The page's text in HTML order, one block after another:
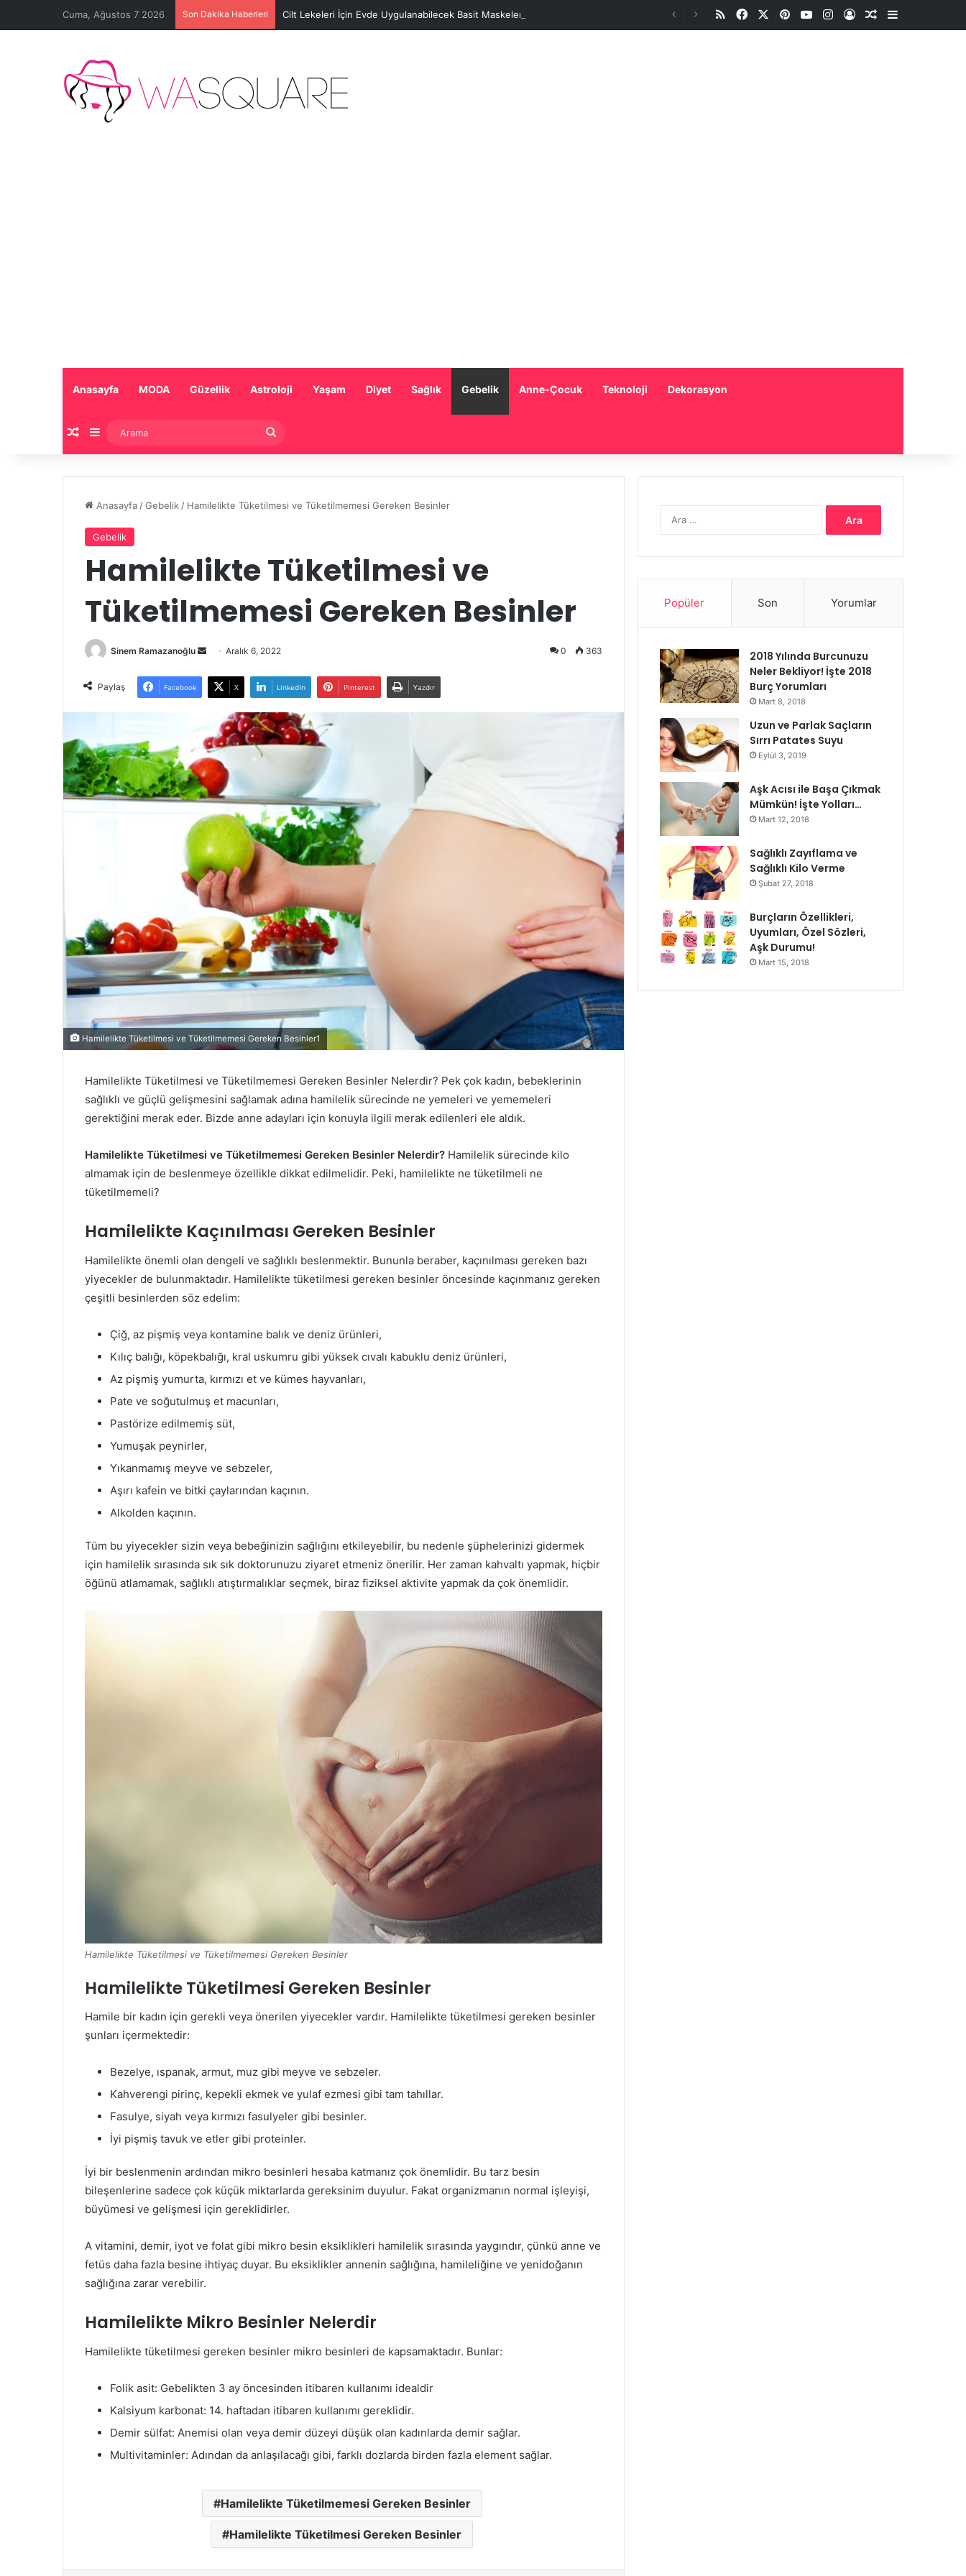
Cuma, Ağustos 7 2026 Son Dakika Haberleri Cilt Lekeleri İçin Evde Uygulanabilecek Basit Maskeler RSSFacebookPinterestYouTubeInstagramOturum aç
Rastgele Makale
Kenar
Anasayfa MODA Güzellik Astroloji Yaşam Diyet Sağlık Gebelik Anne-Çocuk Teknoloji Dekorasyon
Rastgele Makale
Kenar Bölmesi
Anasayfa /Gebelik / Hamilelikte Tüketilmesi ve Tüketilmemesi Gereken Besinler
Gebelik
Hamilelikte Tüketilmesi ve
Tüketilmemesi Gereken Besinler
Sinem Ramazanoğlu
Bir
posta
Aralık 6, 2022 0 363
Paylaş Facebook X LinkedIn Pinterest Yazdır
Hamilelikte Tüketilmesi ve Tüketilmemesi Gereken Besinler1
Hamilelikte Tüketilmesi ve Tüketilmemesi Gereken Besinler Nelerdir? Pek çok kadın, bebeklerinin
sağlıklı ve güçlü gelişmesini sağlamak adına hamilelik sürecinde ne yemeleri ve yememeleri
gerektiğini merak eder. Bizde anne adayları için konuyla ilgili merak edilenleri ele aldık.
Hamilelikte Tüketilmesi ve Tüketilmemesi Gereken Besinler Nelerdir? Hamilelik sürecinde kilo
almamak için de beslenmeye özellikle dikkat edilmelidir. Peki, hamilelikte ne tüketilmeli ne
tüketilmemeli?
Hamilelikte Kaçınılması Gereken Besinler
Hamilelikte önemli olan dengeli ve sağlıklı beslenmektir. Bununla beraber, kaçınılması gereken bazı
yiyecekler de bulunmaktadır. Hamilelikte tüketilmesi gereken besinler öncesinde kaçınmanız gereken
çeşitli besinlerden söz edelim:
Çiğ, az pişmiş veya kontamine balık ve deniz ürünleri,
Kılıç balığı, köpekbalığı, kral uskumru gibi yüksek cıvalı kabuklu deniz ürünleri,
Az pişmiş yumurta, kırmızı et ve kümes hayvanları,
Pate ve soğutulmuş et macunları,
Pastörize edilmemiş süt,
Yumuşak peynirler,
Yıkanmamış meyve ve sebzeler,
Aşırı kafein ve bitki çaylarından kaçının.
Alkolden kaçının.
Tüm bu yiyecekler sizin veya bebeğinizin sağlığını etkileyebilir, bu nedenle şüphelerinizi gidermek
için hamilelik sırasında sık sık doktorunuzu ziyaret etmeniz önerilir. Her zaman kahvaltı yapmak, hiçbir
öğünü atlamamak, sağlıklı atıştırmalıklar seçmek, biraz fiziksel aktivite yapmak da çok önemlidir.
Hamilelikte Tüketilmesi ve Tüketilmemesi Gereken Besinler
Hamilelikte Tüketilmesi Gereken Besinler
Hamile bir kadın için gerekli veya önerilen yiyecekler vardır. Hamilelikte tüketilmesi gereken besinler
şunları içermektedir:
Bezelye, ıspanak, armut, muz gibi meyve ve sebzeler.
Kahverengi pirinç, kepekli ekmek ve yulaf ezmesi gibi tam tahıllar.
Fasulye, siyah veya kırmızı fasulyeler gibi besinler.
İyi pişmiş tavuk ve etler gibi proteinler.
İyi bir beslenmenin ardından mikro besinleri hesaba katmanız çok önemlidir. Bu tarz besin
bileşenlerine sadece çok küçük miktarlarda gereksinim duyulur. Fakat organizmanın normal işleyişi,
büyümesi ve gelişmesi için gereklidirler.
A vitamini, demir, iyot ve folat gibi mikro besin eksiklikleri hamilelik sırasında yaygındır, çünkü anne ve
fetüs daha fazla besine ihtiyaç duyar. Bu eksiklikler annenin sağlığına, hamileliğine ve yenidoğanın
sağlığına zarar verebilir.
Hamilelikte Mikro Besinler Nelerdir
Hamilelikte tüketilmesi gereken besinler mikro besinleri de kapsamaktadır. Bunlar:
Folik asit: Gebelikten 3 ay öncesinden itibaren kullanımı idealdir
Kalsiyum karbonat: 14. haftadan itibaren kullanımı gereklidir.
Demir sülfat: Anemisi olan veya demir düzeyi düşük olan kadınlarda demir sağlar.
Multivitaminler: Adından da anlaşılacağı gibi, farklı dozlarda birden fazla element sağlar.
Hamilelikte Tüketilmemesi Gereken Besinler
Hamilelikte Tüketilmesi Gereken Besinler
Popüler Son Yorumlar
2018 Yılında Burcunuzu
Neler Bekliyor! İşte 2018
Burç Yorumları
Mart 8, 2018
Uzun ve Parlak Saçların
Sırrı Patates Suyu
Eylül 3, 2019
Aşk Acısı ile Başa Çıkmak
Mümkün! İşte Yolları…
Mart 12, 2018
Sağlıklı Zayıflama ve
Sağlıklı Kilo Verme
Şubat 27, 2018
Burçların Özellikleri,
Uyumları, Özel Sözleri,
Aşk Durumu!
Mart 15, 2018